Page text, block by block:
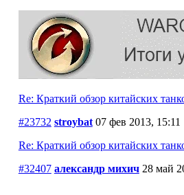
Re: Краткий обзор китайских
#23732 stroybat 07 фев 2013, 15:11
Re: Краткий обзор китайских
#32407 александр михич 28 май